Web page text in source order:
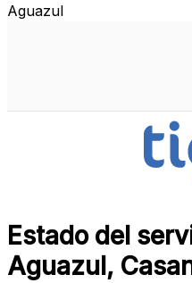
Aguazul
Estado del
Aguazul,